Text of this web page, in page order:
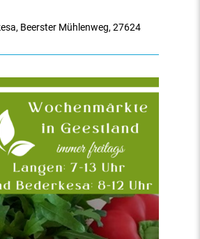
, Beerster Mühlenweg,27624